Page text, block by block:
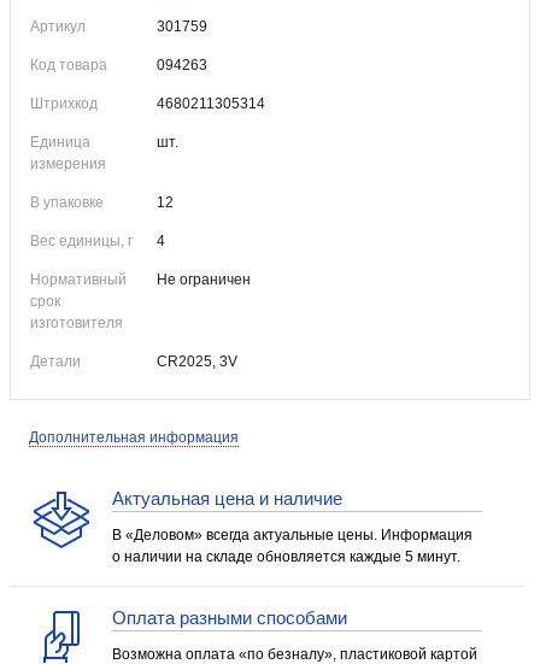
Артикул 301759
Код товара 094263
Штрихкод 4680211305314
Единица
измерения
шт.
В упаковке 12
Вес единицы, г 4
Нормативный
срок
изготовителя
Не ограничен
Детали CR2025, 3V
Дополнительная информация
Актуальная цена и наличие
В «Деловом» всегда актуальные цены. Информация
о наличии на складе обновляется каждые 5 минут.
Оплата разными способами
Возможна оплата «по безналу», пластиковой картой